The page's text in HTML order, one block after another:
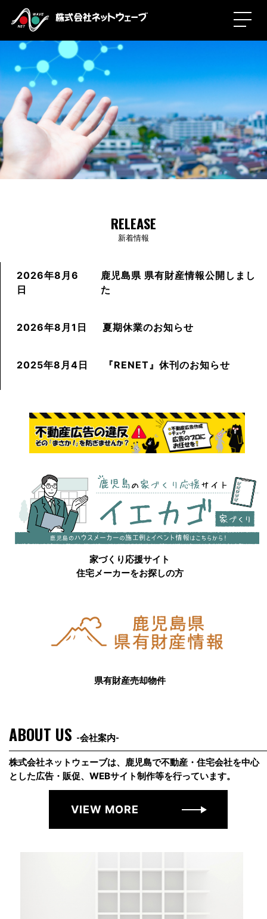
RELEASE
新着情報
2026年8月6
日
鹿児島県 県有財産情報公開しまし
た
2026年8月1日 夏期休業のお知らせ
2025年8月4日 『RENET』休刊のお知らせ
家づくり応援サイト
住宅メーカーをお探しの方
県有財産売却物件
ABOUT US -会社案内-
株式会社ネットウェーブは、鹿児島で不動産・住宅会社を中心
とした広告・販促、WEBサイト制作等を行っています。
VIEW MORE